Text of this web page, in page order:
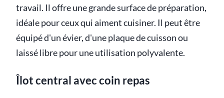
travail. Il offre une grande surface de préparation,
idéale pour ceux qui aiment cuisiner. Il peut être
équipé d'un évier, d'une plaque de cuisson ou
laissé libre pour une utilisation polyvalente.
Îlot central avec coin repas